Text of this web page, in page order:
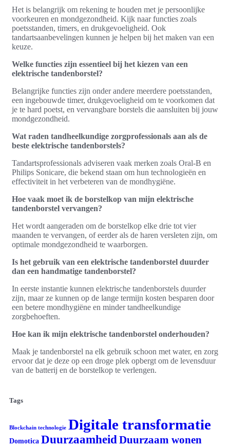
Het is belangrijk om rekening te houden met je persoonlijke
voorkeuren en mondgezondheid. Kijk naar functies zoals
poetsstanden, timers, en drukgevoeligheid. Ook
tandartsaanbevelingen kunnen je helpen bij het maken van een
keuze.
Welke functies zijn essentieel bij het kiezen van een
elektrische tandenborstel?
Belangrijke functies zijn onder andere meerdere poetsstanden,
een ingebouwde timer, drukgevoeligheid om te voorkomen dat
je te hard poetst, en vervangbare borstels die aansluiten bij jouw
mondgezondheid.
Wat raden tandheelkundige zorgprofessionals aan als de
beste elektrische tandenborstels?
Tandartsprofessionals adviseren vaak merken zoals Oral-B en
Philips Sonicare, die bekend staan om hun technologieën en
effectiviteit in het verbeteren van de mondhygiëne.
Hoe vaak moet ik de borstelkop van mijn elektrische
tandenborstel vervangen?
Het wordt aangeraden om de borstelkop elke drie tot vier
maanden te vervangen, of eerder als de haren versleten zijn, om
optimale mondgezondheid te waarborgen.
Is het gebruik van een elektrische tandenborstel duurder
dan een handmatige tandenborstel?
In eerste instantie kunnen elektrische tandenborstels duurder
zijn, maar ze kunnen op de lange termijn kosten besparen door
een betere mondhygiëne en minder tandheelkundige
zorgbehoeften.
Hoe kan ik mijn elektrische tandenborstel onderhouden?
Maak je tandenborstel na elk gebruik schoon met water, en zorg
ervoor dat je deze op een droge plek opbergt om de levensduur
van de batterij en de borstelkop te verlengen.
Tags
Blockchain technologie Digitale transformatie
Domotica Duurzaamheid Duurzaam wonen